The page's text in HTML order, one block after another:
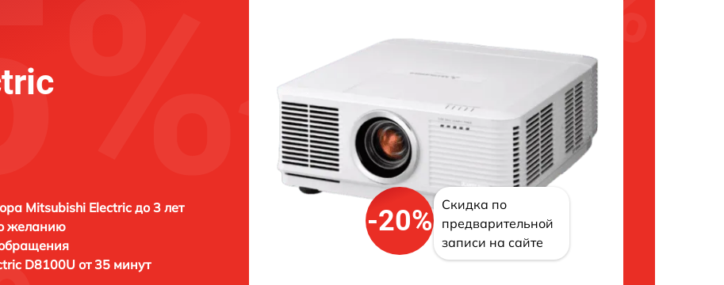
Mitsubishi Electric до 3 лет
желанию
D8100U от 35 минут
-20%
Скидка по
предварительной
записи на сайте